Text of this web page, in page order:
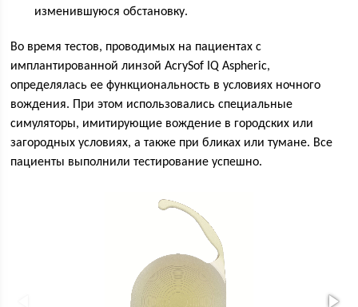
изменившуюся обстановку.
Во время тестов, проводимых на пациентах с
имплантированной линзой AcrySof IQ Aspheric,
определялась ее функциональность в условиях ночного
вождения. При этом использовались специальные
симуляторы, имитирующие вождение в городских или
загородных условиях, а также при бликах или тумане. Все
пациенты выполнили тестирование успешно.